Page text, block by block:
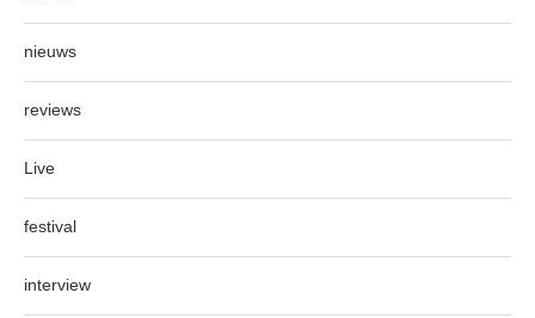
nieuws
reviews
Live
festival
interview